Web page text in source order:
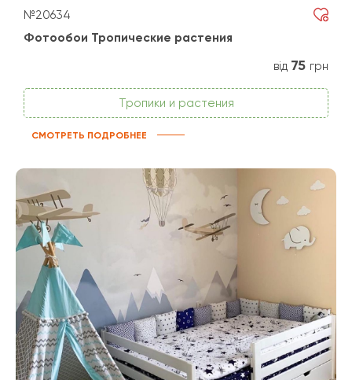
№20634
Фотообои Тропические растения
від 75 грн
Тропики и растения
СМОТРЕТЬ ПОДРОБНЕЕ